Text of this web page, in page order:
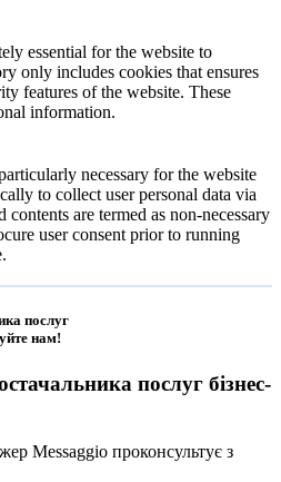
essential for the website to
only includes cookies that ensures
features of the website. These
information.
necessary for the website
to collect user personal data via
contents are termed as non-necessary
user consent prior to running
послуг
нам!
послуг бізнес-
Messaggio проконсультує з